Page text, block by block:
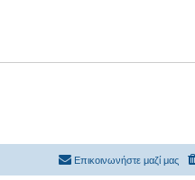
Επικοινωνήστε μαζί μας